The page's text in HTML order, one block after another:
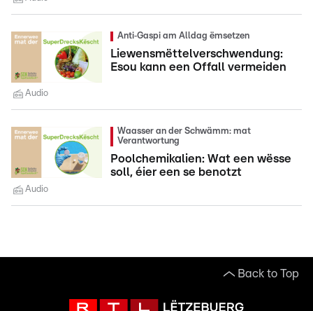
Anti‑Gaspi am Alldag ëmsetzen
Liewensmëttelverschwendung:
Esou kann een Offall vermeiden
Audio
Waasser an der Schwämm: mat
Verantwortung
Poolchemikalien: Wat een wësse
soll, éier een se benotzt
Audio
Back to Top